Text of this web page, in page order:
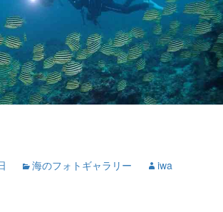
海のフォトギャラリー iwa